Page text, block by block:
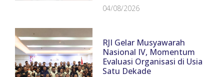
04/08/2026
RJI Gelar Musyawarah
Nasional IV, Momentum
Evaluasi Organisasi di Usia
Satu Dekade